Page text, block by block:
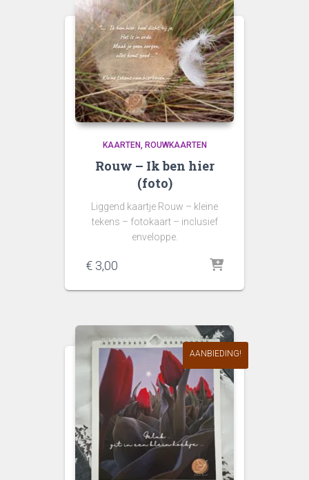
KAARTEN ROUWKAARTEN
Rouw – Ik ben hier
(foto)
Liggend kaartje Rouw – kleine
tekens – fotokaart – inclusief
enveloppe.
€ 3,00
AANBIEDING!